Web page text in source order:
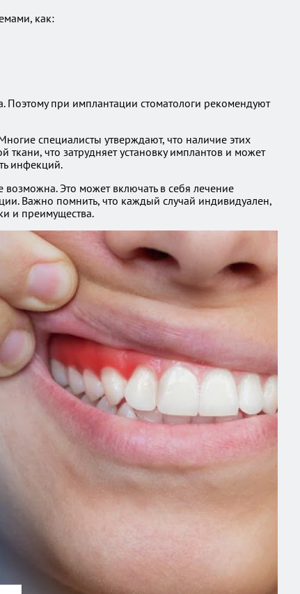
как:
Поэтому при имплантации стоматологи рекомендуют
специалисты утверждают, что наличие этих
что затрудняет установку имплантов и может
инфекций.
Это может включать в себя лечение
Важно помнить, что каждый случай индивидуален,
и преимущества.